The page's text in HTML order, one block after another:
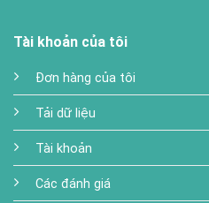
Tài khoản của tôi
Đơn hàng của tôi
Tải dữ liệu
Tài khoản
Các đánh giá